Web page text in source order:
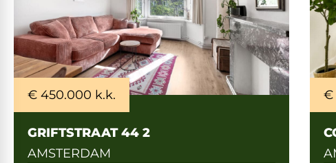
€ 450.000 k.k.
GRIFTSTRAAT 44 2
AMSTERDAM
€